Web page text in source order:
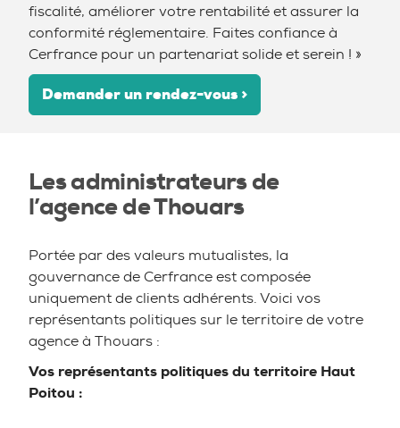
fiscalité, améliorer votre rentabilité et assurer la
conformité réglementaire. Faites confiance à
Cerfrance pour un partenariat solide et serein ! »
Demander un rendez-vous >
Les administrateurs de
l’agence de Thouars
Portée par des valeurs mutualistes, la
gouvernance de Cerfrance est composée
uniquement de clients adhérents. Voici vos
représentants politiques sur le territoire de votre
agence à Thouars :
Vos représentants politiques du territoire Haut
Poitou :